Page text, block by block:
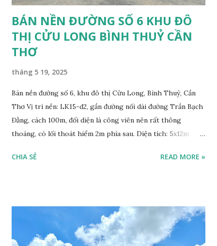
BÁN NỀN ĐƯỜNG SỐ 6 KHU ĐÔ
THỊ CỬU LONG BÌNH THUỶ CẦN
THƠ
tháng 5 19, 2025
Bán nền đường số 6, khu đô thị Cửu Long, Bình Thuỷ, Cần
Thơ Vị trí nền: LK15-d2, gần đường nối dài đường Trần Bạch
Đằng, cách 100m, đối diện là công viên nên rất thông
thoáng, có lối thoát hiểm 2m phía sau. Diện tích: 5x12m
Long, đã nhận nền, xây nhà được. Giá bán: 1 tỷ 650, bao phí
CHIA SẺ READ MORE »